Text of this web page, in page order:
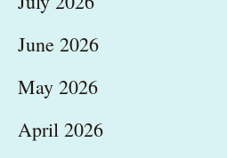
June 2026
May 2026
April 2026